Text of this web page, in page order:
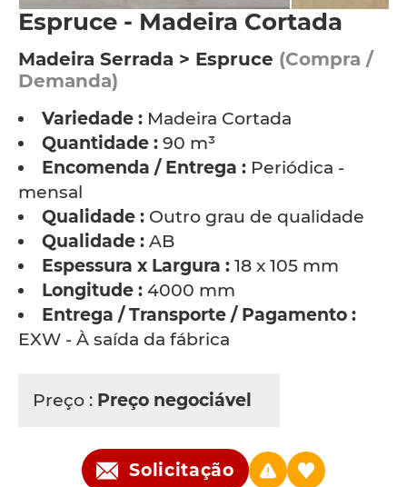
Espruce - Madeira Cortada
Madeira Serrada > Espruce (Compra /
Demanda)
Variedade : Madeira Cortada
Quantidade : 90 m³
Encomenda / Entrega : Periódica -
mensal
Qualidade : Outro grau de qualidade
Qualidade : AB
Espessura x Largura : 18 x 105 mm
Longitude : 4000 mm
Entrega / Transporte / Pagamento :
EXW - À saída da fábrica
Preço : Preço negociável
Solicitação